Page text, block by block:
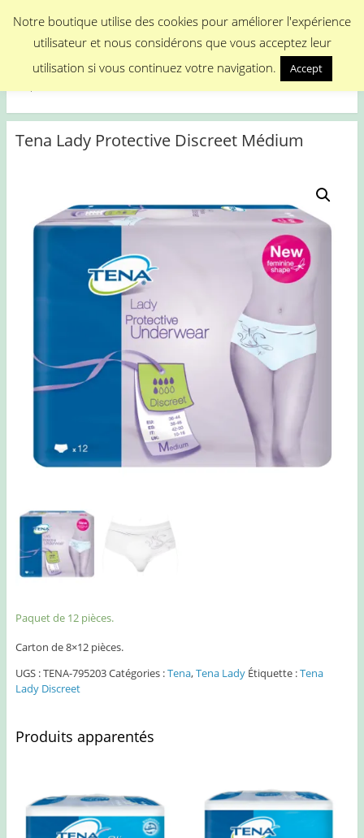
Menu
Medical Promotion
Tena Lady Protective Discreet Médium
Paquet de 12 pièces.
Carton de 8×12 pièces.
UGS :TENA-795203Catégories :Tena,Tena Lady Étiquette :Tena
Lady Discreet
Produits apparentés
Notre boutique utilise des cookies pour améliorer l'expérience
utilisateur et nous considérons que vous acceptez leur
utilisation si vous continuez votre navigation.
Accept